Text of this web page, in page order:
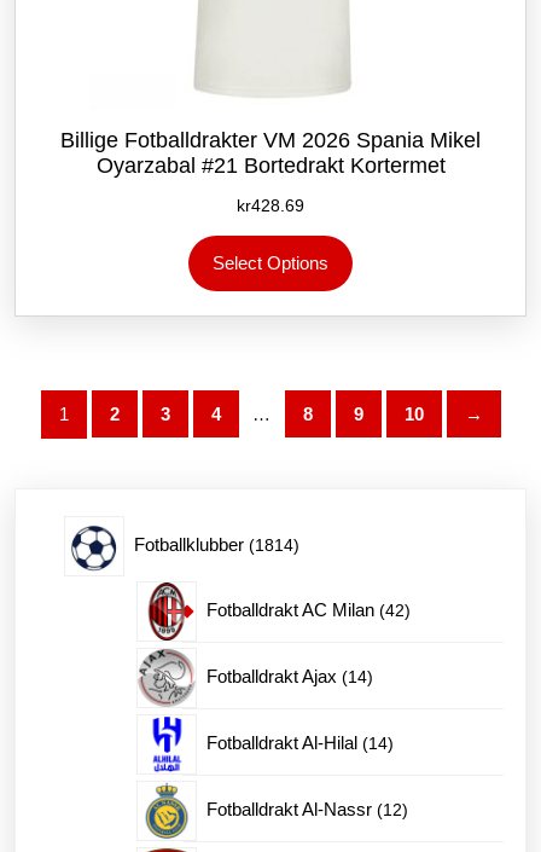
Billige Fotballdrakter VM 2026 Spania Mikel
Oyarzabal #21 Bortedrakt Kortermet
kr428.69
Select Options
produktet
flere
velges
1 2 3 4 … 8 9 10 →
Fotballklubber 18141814
Fotballdrakt AC Milan 4242
Fotballdrakt Ajax 1414
Fotballdrakt Al-Hilal 1414
Fotballdrakt Al-Nassr 1212